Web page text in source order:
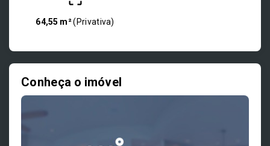
64,55 m²( Privativa)
Conheça o imóvel